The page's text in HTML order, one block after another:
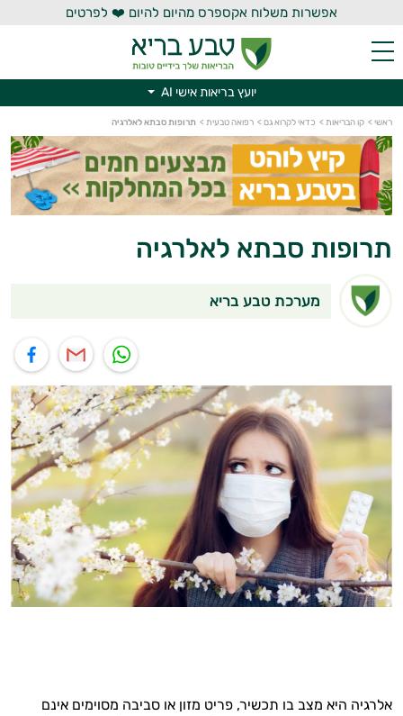
אפשרות משלוח אקספרס מהיום להיום ❤️ לפרטים
יועץ בריאות אישי AI
ראשי > קו הבריאות > כדאי לקרוא גם > רפואה טבעית > תרופות סבתא לאלרגיה
תרופות סבתא לאלרגיה
מערכת טבע בריא
אלרגיה היא מצב בו תכשיר, פריט מזון או סביבה מסוימים אינם